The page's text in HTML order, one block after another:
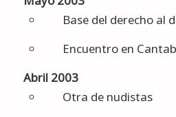
Base del derecho al
Encuentro en
Abril 2003
Otra de nudistas